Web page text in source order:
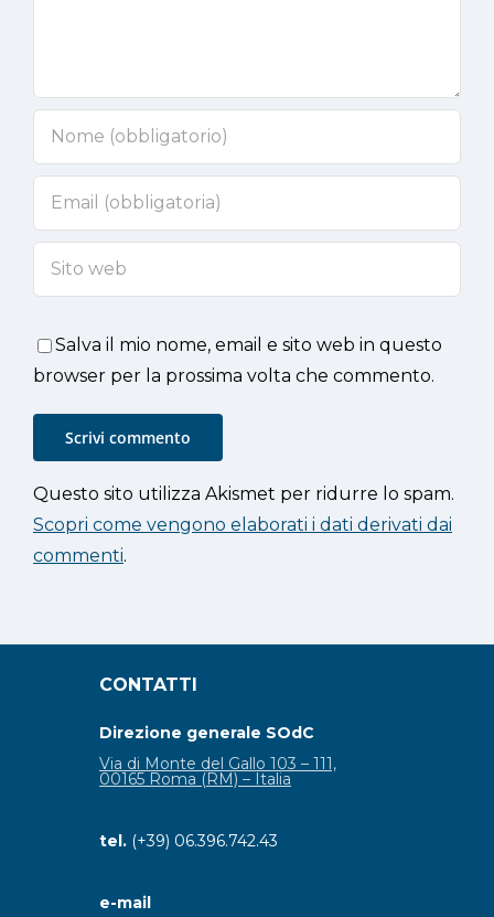
Salva il mio nome, email e sito web in questo
browser per la prossima volta che commento.
Questo sito utilizza Akismet per ridurre lo spam.
Scopri come vengono elaborati i dati derivati dai
commenti.
CONTATTI
Direzione generale SOdC
Via di Monte del Gallo 103 – 111,
00165 Roma (RM) – Italia
tel. (+39) 06.396.742.43
e-mail